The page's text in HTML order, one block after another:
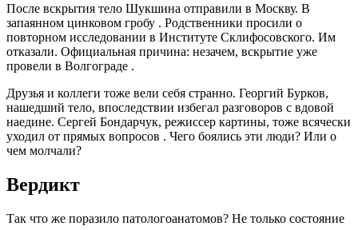
После вскрытия тело Шукшина отправили в Москву. В
запаянном цинковом гробу . Родственники просили о
повторном исследовании в Институте Склифосовского. Им
отказали. Официальная причина: незачем, вскрытие уже
провели в Волгограде .
Друзья и коллеги тоже вели себя странно. Георгий Бурков,
нашедший тело, впоследствии избегал разговоров с вдовой
наедине. Сергей Бондарчук, режиссер картины, тоже всячески
уходил от прямых вопросов . Чего боялись эти люди? Или о
чем молчали?
Вердикт
Так что же поразило патологоанатомов? Не только состояние